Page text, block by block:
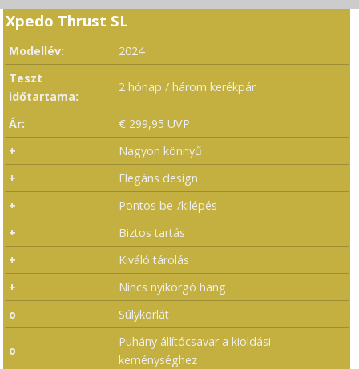
Xpedo Thrust SL
Modellév:
2024
Teszt
időtartama:
2 hónap / három kerékpár
Ár:
€ 299,95 UVP
+
Nagyon könnyű
+
Elegáns design
+
Pontos be-/kilépés
+
Biztos tartás
+
Kiváló tárolás
+
Nincs nyikorgó hang
o
Súlykorlát
o
Puhány állítócsavar a kioldási
keménységhez